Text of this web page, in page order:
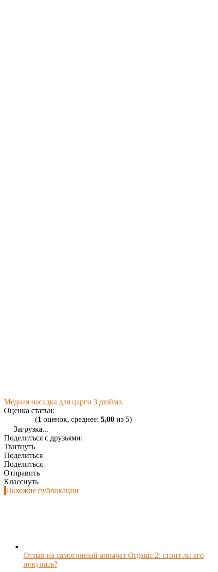
Медная насадка для царги 3 дюйма.
Оценка статьи:
(1 оценок, среднее: 5,00 из 5)
Загрузка...
Поделиться с друзьями:
Твитнуть
Поделиться
Поделиться
Отправить
Класснуть
Похожие публикации
Отзыв на самогонный аппарат Organic 2: стоит ли его
покупать?